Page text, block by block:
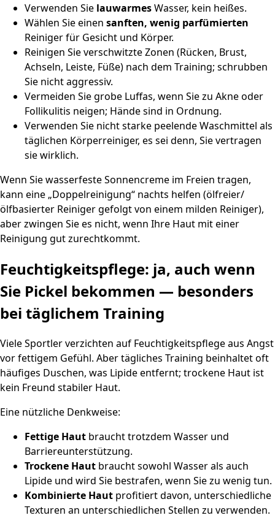
Verwenden Sie lauwarmesWasser, kein heißes.
Wählen Sie einen sanften, wenig parfümierten
Reiniger für Gesicht und Körper.
Reinigen Sie verschwitzte Zonen (Rücken, Brust,
Achseln, Leiste, Füße) nach dem Training; schrubben
Sie nicht aggressiv.
Vermeiden Sie grobe Luffas, wenn Sie zu Akne oder
Follikulitis neigen; Hände sind in Ordnung.
Verwenden Sie nicht starke peelende Waschmittel als
täglichen Körperreiniger, es sei denn, Sie vertragen
sie wirklich.
Wenn Sie wasserfeste Sonnencreme im Freien tragen,
kann eine „Doppelreinigung“ nachts helfen (ölfreier/
ölfbasierter Reiniger gefolgt von einem milden Reiniger),
aber zwingen Sie es nicht, wenn Ihre Haut mit einer
Reinigung gut zurechtkommt.
Feuchtigkeitspflege: ja, auch wenn
Sie Pickel bekommen — besonders
bei täglichem Training
Viele Sportler verzichten auf Feuchtigkeitspflege aus Angst
vor fettigem Gefühl. Aber tägliches Training beinhaltet oft
häufiges Duschen, was Lipide entfernt; trockene Haut ist
kein Freund stabiler Haut.
Eine nützliche Denkweise:
Fettige Haut braucht trotzdem Wasser und
Barriereunterstützung.
Trockene Haut braucht sowohl Wasser als auch
Lipide und wird Sie bestrafen, wenn Sie zu wenig tun.
Kombinierte Haut profitiert davon, unterschiedliche
Texturen an unterschiedlichen Stellen zu verwenden.